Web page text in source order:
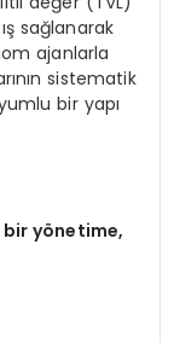
sağlanarak
ajanlarla
sistematik
bir yapı
yönetime,